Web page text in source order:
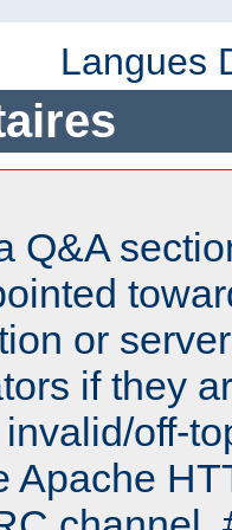
Langues
Q&A
or
if they
off-
Apache